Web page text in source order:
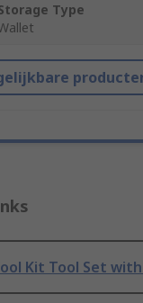
Type
Kit Tool Set